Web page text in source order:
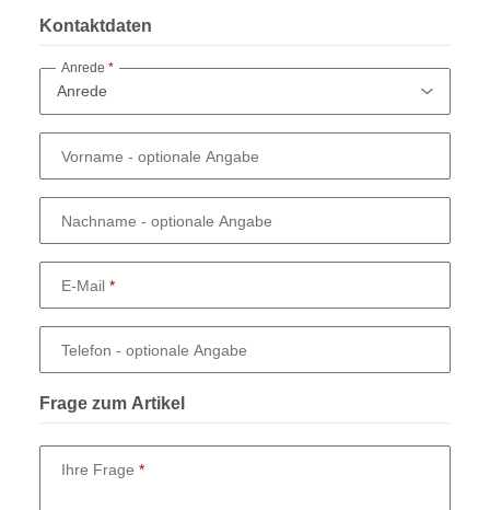
Kontaktdaten
Anrede
Vorname - optionale Angabe
Nachname - optionale Angabe
E-Mail
Telefon - optionale Angabe
Frage zum Artikel
Ihre Frage